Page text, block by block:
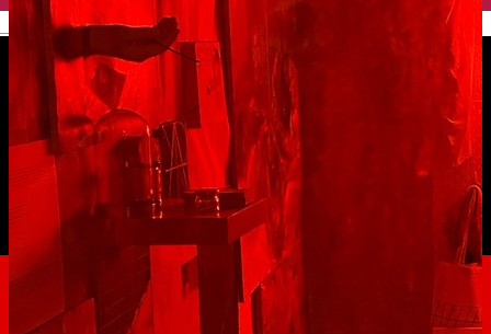
English